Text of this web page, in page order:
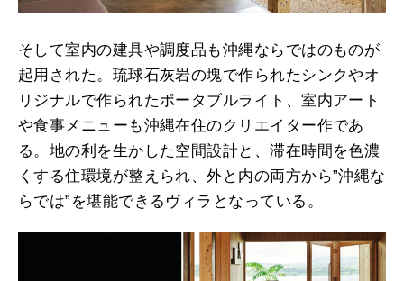
そして室内の建具や調度品も沖縄ならではのものが
起用された。琉球石灰岩の塊で作られたシンクやオ
リジナルで作られたポータブルライト、室内アート
や食事メニューも沖縄在住のクリエイター作であ
る。地の利を生かした空間設計と、滞在時間を色濃
くする住環境が整えられ、外と内の両方から”沖縄な
らでは”を堪能できるヴィラとなっている。